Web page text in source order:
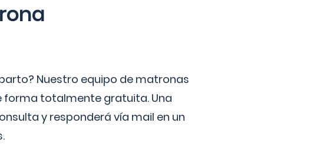
Nuestro equipo de matronas
forma totalmente gratuita. Una
y responderá vía mail en un